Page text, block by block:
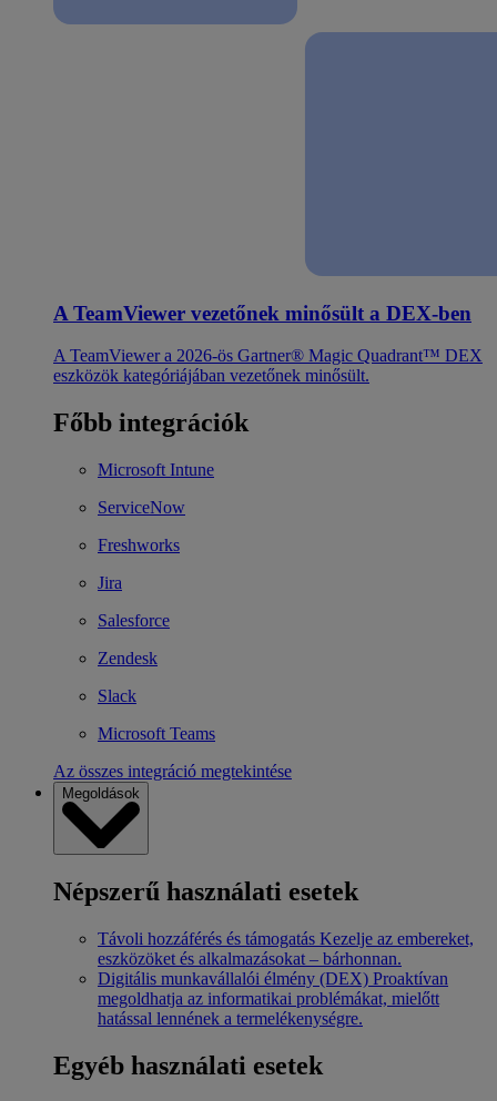
A TeamViewer vezetőnek minősült a DEX-ben
A TeamViewer a 2026-ös Gartner® Magic Quadrant™ DEX
eszközök kategóriájában vezetőnek minősült.
Főbb integrációk
Microsoft Intune
ServiceNow
Freshworks
Jira
Salesforce
Zendesk
Slack
Microsoft Teams
Az összes integráció megtekintése
Megoldások
Népszerű használati esetek
Távoli hozzáférés és támogatás Kezelje az embereket,
eszközöket és alkalmazásokat – bárhonnan.
Digitális munkavállalói élmény (DEX) Proaktívan
megoldhatja az informatikai problémákat, mielőtt
hatással lennének a termelékenységre.
Egyéb használati esetek